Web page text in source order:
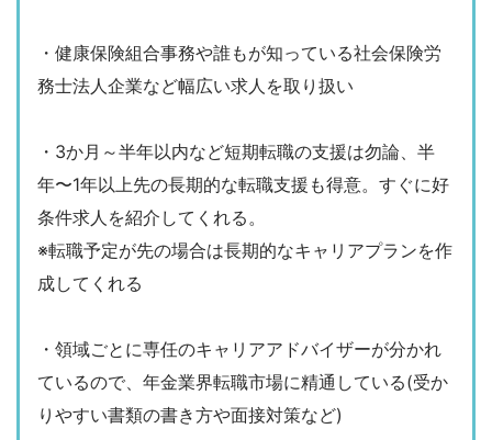
・健康保険組合事務や誰もが知っている社会保険労
務士法人企業など幅広い求人を取り扱い
・3か月～半年以内など短期転職の支援は勿論、半
年〜1年以上先の長期的な転職支援も得意。すぐに好
条件求人を紹介してくれる。
※転職予定が先の場合は長期的なキャリアプランを作
成してくれる
・領域ごとに専任のキャリアアドバイザーが分かれ
ているので、年金業界転職市場に精通している(受か
りやすい書類の書き方や面接対策など)